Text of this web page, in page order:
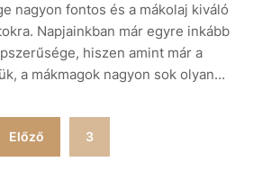
nagyon fontos és a mákolaj kiváló
Napjainkban már egyre inkább
hiszen amint már a
a mákmagok nagyon sok olyan…
Előző 3